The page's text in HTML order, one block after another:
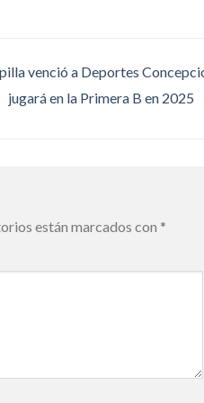
venció a Deportes
jugará en la Primera B en 2025
están marcados con *